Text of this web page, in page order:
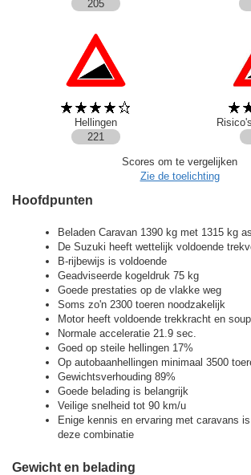
205
Hellingen
221
Scores om te vergelijken
Zie de toelichting
Hoofdpunten
Beladen Caravan 1390 kg met 1315 kg
De Suzuki heeft wettelijk voldoende
B-rijbewijs is voldoende
Geadviseerde kogeldruk 75 kg
Goede prestaties op de vlakke weg
Soms zo'n 2300 toeren noodzakelijk
Motor heeft voldoende trekkracht en
Normale acceleratie 21.9 sec.
Goed op steile hellingen 17%
Op autobaanhellingen minimaal 3500
Gewichtsverhouding 89%
Goede belading is belangrijk
Veilige snelheid tot 90 km/u
Enige kennis en ervaring met caravans
deze combinatie
Gewicht en belading